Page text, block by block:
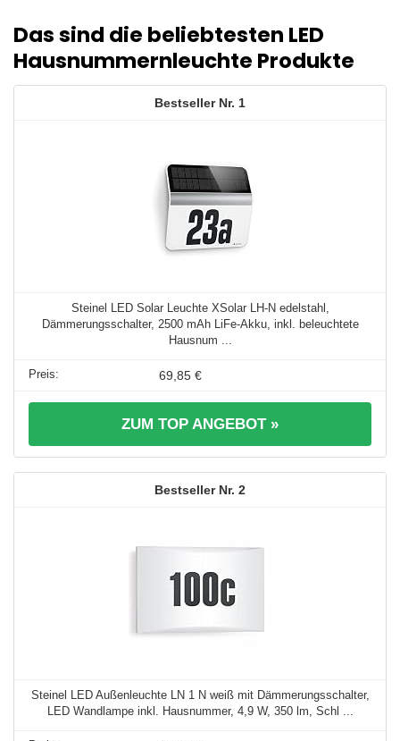
Das sind die beliebtesten LED
Hausnummernleuchte Produkte
1
Steinel LED Solar Leuchte XSolar LH-N edelstahl,
Dämmerungsschalter, 2500 mAh LiFe-Akku, inkl. beleuchtete
Hausnum ...
69,85 €
ZUM TOP ANGEBOT »
2
Steinel LED Außenleuchte LN 1 N weiß mit Dämmerungsschalter,
LED Wandlampe inkl. Hausnummer, 4,9 W, 350 lm, Schl ...